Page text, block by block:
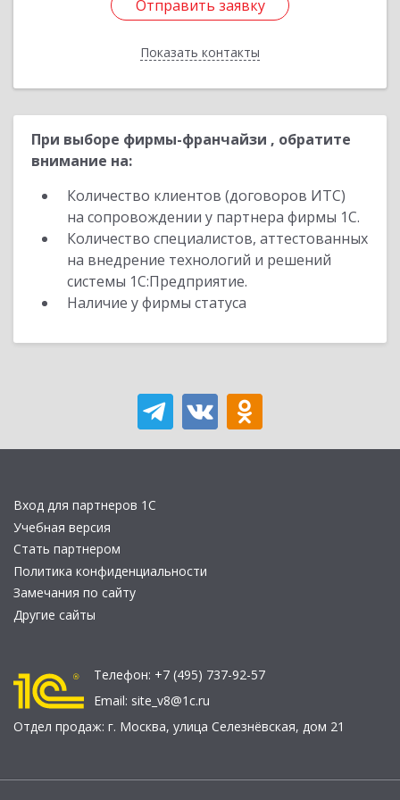
Отправить заявку
Показать контакты
Отправить заявку
Назад
При выборе фирмы-франчайзи , обратите
внимание на:
Количество клиентов (договоров ИТС)
на сопровождении у партнера фирмы 1С.
Количество специалистов, аттестованных
на внедрение технологий и решений
системы 1С:Предприятие.
Наличие у фирмы статуса
Вход для партнеров 1С
Учебная версия
Стать партнером
Политика конфиденциальности
Замечания по сайту
Другие сайты
Телефон: +7 (495) 737-92-57
Email: site_v8@1c.ru
Отдел продаж: г. Москва, улица Селезнёвская, дом 21